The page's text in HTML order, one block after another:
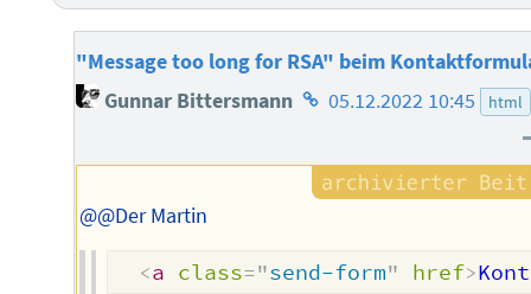
"Message too long for RSA" beim
Gunnar Bittersmann Homepage
Autors
05.12.2022 10:45 html
@@Der Martin
<a class="send-form" href>